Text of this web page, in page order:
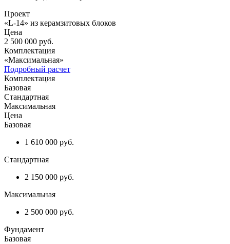
Проект
«L-14» из керамзитовых блоков
Цена
2 500 000 руб.
Комплектация
«Максимальная»
Подробный расчет
Комплектация
Базовая
Стандартная
Максимальная
Цена
Базовая
1 610 000 руб.
Стандартная
2 150 000 руб.
Максимальная
2 500 000 руб.
Фундамент
Базовая